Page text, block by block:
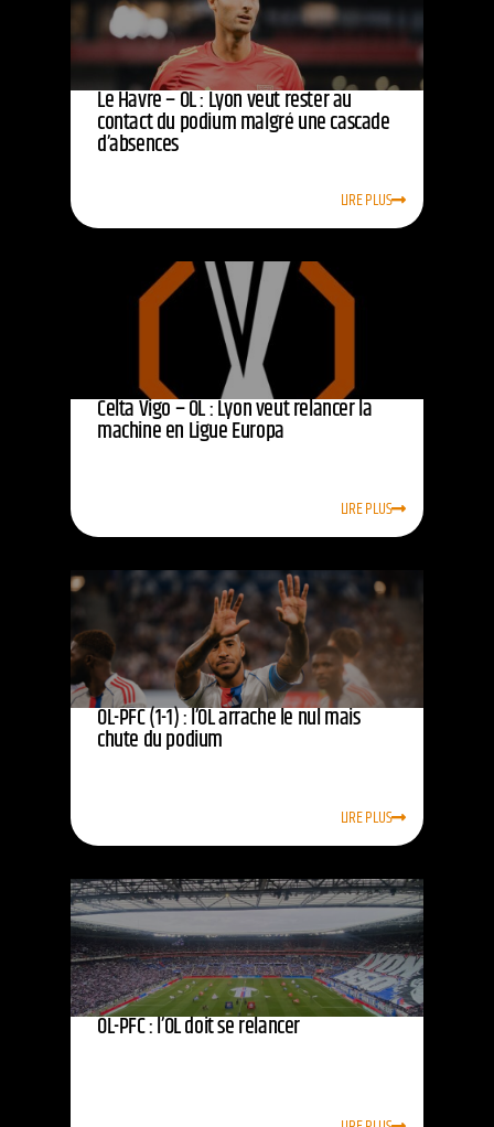
Le Havre – OL : Lyon veut rester au
contact du podium malgré une cascade
d’absences
LIRE PLUS
Celta Vigo – OL : Lyon veut relancer la
machine en Ligue Europa
LIRE PLUS
OL-PFC (1-1) : l’OL arrache le nul mais
chute du podium
LIRE PLUS
OL-PFC : l’OL doit se relancer